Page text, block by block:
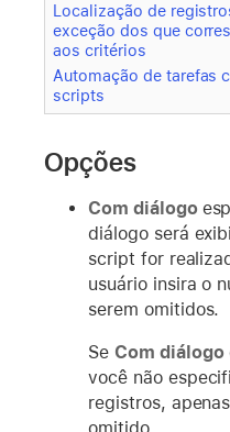
Localização de
exceção dos que
aos critérios
Automação de tarefas
scripts
Opções
Com diálogo
diálogo será
script for
usuário insira o
serem omitidos.
Se Com diálogo
você não
registros,